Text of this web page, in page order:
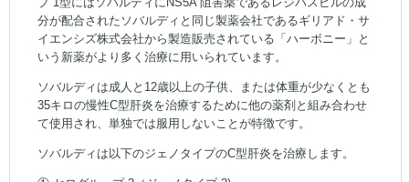
分が配合されたソバルディと同じ製薬会社であるギリアド・サ
イエンシズ株式会社から製造販売されている「ハーボニー」と
いう新薬がより多く治療に用いられています。
ソバルディは成人と12歳以上の子供、または体重が少なくとも
35キロの慢性C型肝炎を治療するために他の薬剤と組み合わせ
て使用​​され、単独では服用しないことが特徴です。
ソバルディは以下のジェノタイプのC型肝炎を治療します。